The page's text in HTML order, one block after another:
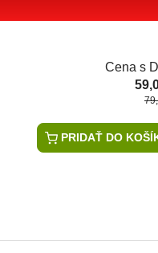
Cena s
PRIDAŤ DO